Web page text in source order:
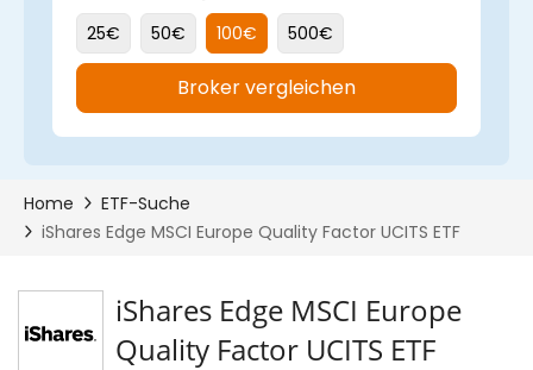
iShares Edge MSCI Europe
Quality Factor UCITS ETF